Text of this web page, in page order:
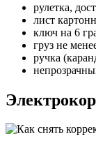
рулетка,
лист
ключ на 6
груз не
ручка